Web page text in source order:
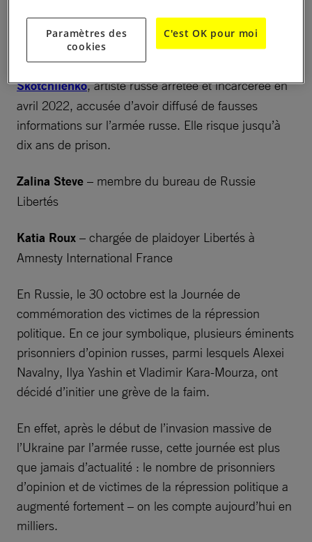
Sakharov
Nadejda SKOTCHILENKO
Skotchilenko, artiste russe arrêtée et incarcérée en
avril 2022, accusée d’avoir diffusé de fausses
informations sur l’armée russe. Elle risque jusqu’à
dix ans de prison.
Zalina Steve – membre du bureau de Russie
Libertés
Katia Roux – chargée de plaidoyer Libertés à
Amnesty International France
En Russie, le 30 octobre est la Journée de
commémoration des victimes de la répression
politique. En ce jour symbolique, plusieurs éminents
prisonniers d’opinion russes, parmi lesquels Alexei
Navalny, Ilya Yashin et Vladimir Kara-Mourza, ont
décidé d’initier une grève de la faim.
En effet, après le début de l’invasion massive de
l’Ukraine par l’armée russe, cette journée est plus
que jamais d’actualité : le nombre de prisonniers
d’opinion et de victimes de la répression politique a
augmenté fortement – on les compte aujourd’hui en
milliers.
Paramètres des
cookies
C'est OK pour moi